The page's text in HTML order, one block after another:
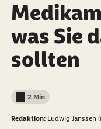
was Sie
sollten
Lesedauer weniger als
2 Min
Redaktion: Ludwig Janssen